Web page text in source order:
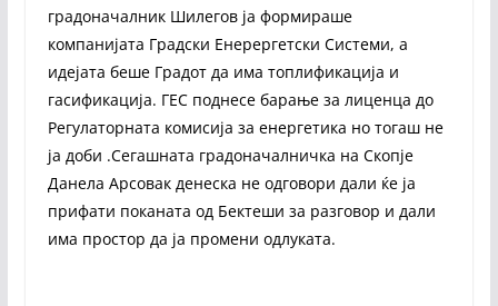
градоначалник Шилегов ја формираше
компанијата Градски Енерергетски Системи, а
идејата беше Градот да има топлификација и
гасификација. ГЕС поднесе барање за лиценца до
Регулаторната комисија за енергетика но тогаш не
ја доби .Сегашната градоначалничка на Скопје
Данела Арсовак денеска не одговори дали ќе ја
прифати поканата од Бектеши за разговор и дали
има простор да ја промени одлуката.